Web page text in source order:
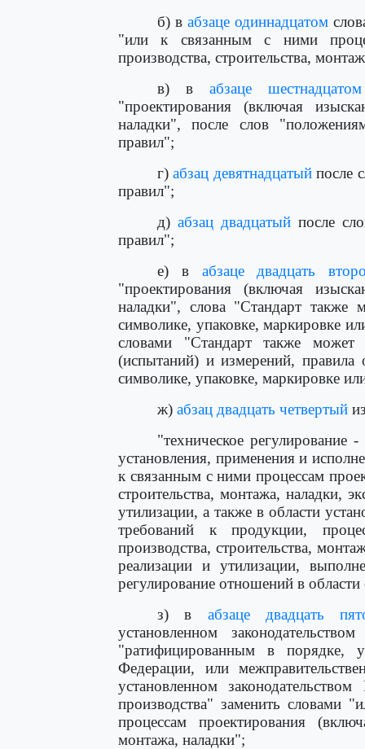
б) в абзаце одиннадцатом
"или к связанным с ними
производства, строительства,
в) вабзаце шестнадцатом
"проектирования (включая
наладки", после слов
правил";
г)абзац девятнадцатыйпосле
правил";
д)абзац двадцатый после
правил";
е) в абзаце двадцать
"проектирования (включая
наладки", слова "Стандарт также
символике, упаковке, маркировке
словами "Стандарт также может
(испытаний) и измерений, правила
символике, упаковке, маркировке
ж) абзац двадцать четвертый
"техническое регулирование
установления, применения и
к связанным с ними процессам
строительства, монтажа, наладки,
утилизации, а также в области
требований к продукции,
производства, строительства,
реализации и утилизации,
регулирование отношений в области
з) в абзаце двадцать
установленном
"ратифицированным в порядке,
Федерации, или
установленном
производства" заменить словами
процессам проектирования
монтажа, наладки";